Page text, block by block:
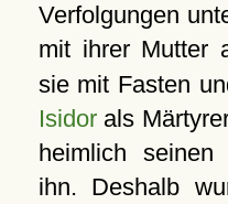
Verfolgungen
mit ihrer Mutter
sie mit Fasten
Isidorals
heimlich
ihn. Deshalb